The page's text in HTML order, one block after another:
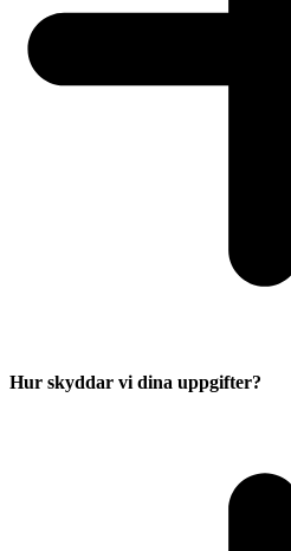
Hur skyddar vi dina uppgifter?